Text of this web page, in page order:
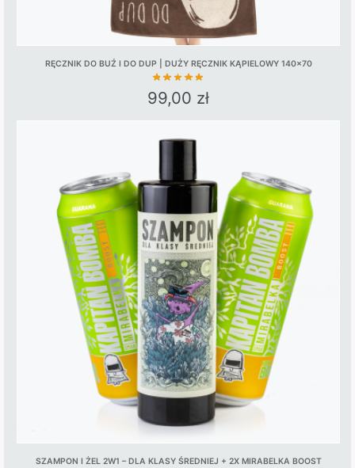
RĘCZNIK DO BUŹ I DO DUP | DUŻY RĘCZNIK KĄPIELOWY 140×70
99,00 zł
SZAMPON I ŻEL 2W1 – DLA KLASY ŚREDNIEJ + 2X MIRABELKA BOOST